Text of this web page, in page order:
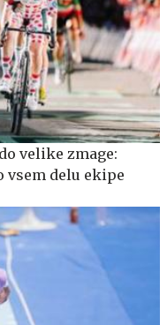
velike zmage:
vsem delu ekipe